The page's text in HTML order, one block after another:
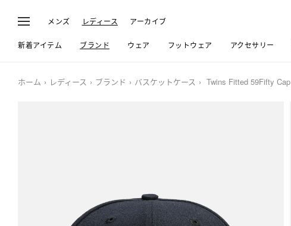
メンズ レディース アーカイブ
新着アイテム ブランド ウェア フットウェア アクセサリー
ホーム レディース ブランド バスケットケース Twins Fitted 59Fifty Cap